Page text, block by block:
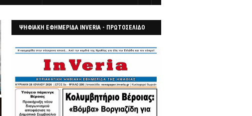
ΨΗΦΙΑΚΗ ΕΦΗΜΕΡΙΔΑ INVERIA - ΠΡΩΤΟΣΕΛΙΔΟ